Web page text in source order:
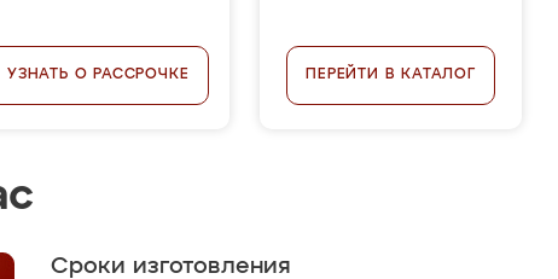
УЗНАТЬ О РАССРОЧКЕ ПЕРЕЙТИ В КАТАЛОГ
Сроки изготовления